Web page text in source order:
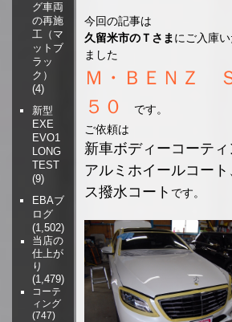
今回の記事は
久留米市のＴさま にご入庫い
ました
Ｍ・ＢＥＮＺ
５０
です。
ご依頼は
新車ボディーコーティ
アルミホイールコート
ス撥水コート です。
グ車両
の再施
工（マ
ットブ
ラッ
ク）
(4)
新型
EXE
EVO1
LONG
TEST
(9)
EBAブ
ログ
(1,502)
当店の
仕上が
り
(1,479)
コーテ
ィング
(747)